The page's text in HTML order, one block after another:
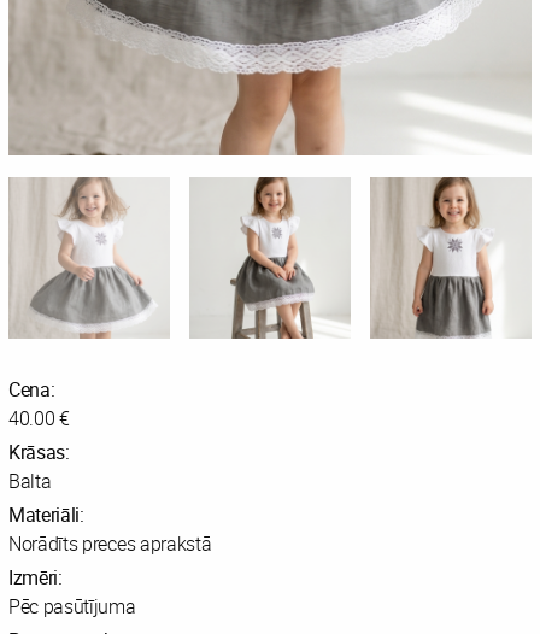
Cena:
40.00 €
Krāsas:
Balta
Materiāli:
Norādīts preces aprakstā
Izmēri:
Pēc pasūtījuma